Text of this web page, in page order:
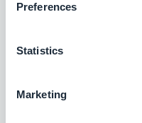
Preferences
Statistics
Marketing
direct. En utilisant
une page avec un